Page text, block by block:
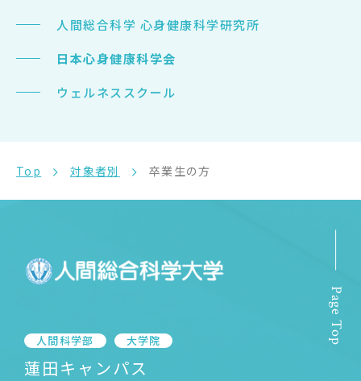
人間総合科学 心身健康科学研究所
日本心身健康科学会
ウェルネススクール
Top 対象者別 卒業生の方
人間科学部 大学院
蓮田キャンパス
Page Top